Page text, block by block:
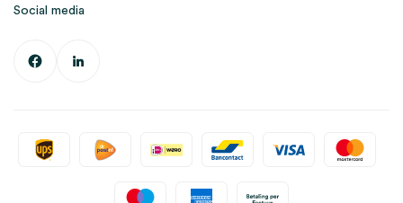
Social media